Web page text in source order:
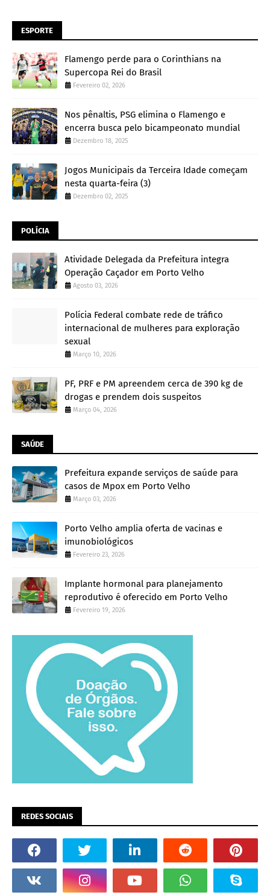
ESPORTE
Flamengo perde para o Corinthians na
Supercopa Rei do Brasil
Fevereiro 02, 2026
Nos pênaltis, PSG elimina o Flamengo e
encerra busca pelo bicampeonato mundial
Dezembro 18, 2025
Jogos Municipais da Terceira Idade começam
nesta quarta-feira (3)
Dezembro 02, 2025
POLÍCIA
Atividade Delegada da Prefeitura integra
Operação Caçador em Porto Velho
Agosto 03, 2026
Polícia Federal combate rede de tráfico
internacional de mulheres para exploração
sexual
Março 10, 2026
PF, PRF e PM apreendem cerca de 390 kg de
drogas e prendem dois suspeitos
Março 04, 2026
SAÚDE
Prefeitura expande serviços de saúde para
casos de Mpox em Porto Velho
Março 03, 2026
Porto Velho amplia oferta de vacinas e
imunobiológicos
Fevereiro 23, 2026
Implante hormonal para planejamento
reprodutivo é oferecido em Porto Velho
Fevereiro 19, 2026
REDES SOCIAIS